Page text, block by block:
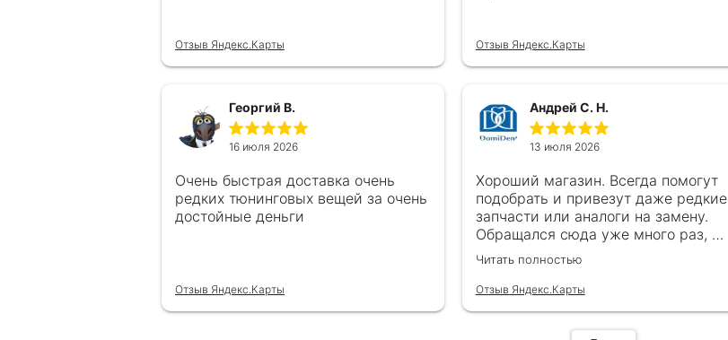
Отзыв Яндекс.Карты Отзыв Яндекс.Карты
Георгий В.
16 июля 2026
Очень быстрая доставка очень
редких тюнинговых вещей за очень
достойные деньги
Отзыв Яндекс.Карты
Андрей С. Н.
13 июля 2026
Хороший магазин. Всегда помогут
подобрать и привезут даже редкие
запчасти или аналоги на замену.
Обращался сюда уже много раз, ни
каках проблем ни когда не
Читать полностью
Отзыв Яндекс.Карты